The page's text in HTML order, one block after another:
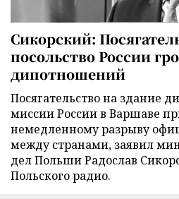
Сикорский:
посольство России
дипотношений
Посягательство на здание
миссии России в Варшаве
немедленному разрыву
между странами, заявил
дел Польши Радослав
Польского радио.